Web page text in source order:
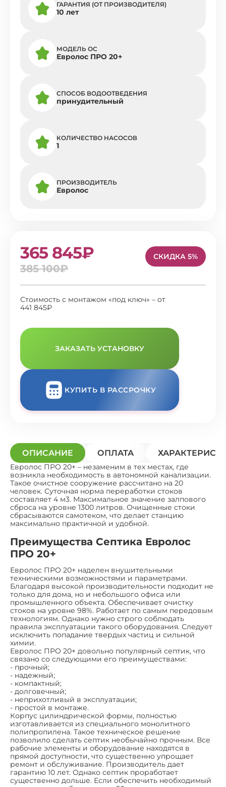
ГАРАНТИЯ (ОТ ПРОИЗВОДИТЕЛЯ)
10 лет
МОДЕЛЬ ОС
Евролос ПРО 20+
СПОСОБ ВОДООТВЕДЕНИЯ
принудительный
КОЛИЧЕСТВО НАСОСОВ
1
ПРОИЗВОДИТЕЛЬ
Евролос
365 845₽
385 100₽
СКИДКА 5%
Стоимость с монтажом «под ключ» – от
441 845₽
ЗАКАЗАТЬ УСТАНОВКУ
КУПИТЬ В РАССРОЧКУ
ОПИСАНИЕ ОПЛАТА
Евролос ПРО 20+ – незаменим в тех местах, где
возникла необходимость в автономной канализации.
Такое очистное сооружение рассчитано на 20
человек. Суточная норма переработки стоков
составляет 4 м3. Максимальное значение залпового
сброса на уровне 1300 литров. Очищенные стоки
сбрасываются самотеком, что делает станцию
максимально практичной и удобной.
Преимущества Септика Евролос
ПРО 20+
Евролос ПРО 20+ наделен внушительными
техническими возможностями и параметрами.
Благодаря высокой производительности подходит не
только для дома, но и небольшого офиса или
промышленного объекта. Обеспечивает очистку
стоков на уровне 98%. Работает по самым передовым
технологиям. Однако нужно строго соблюдать
правила эксплуатации такого оборудования. Следует
исключить попадание твердых частиц и сильной
химии.
Евролос ПРО 20+ довольно популярный септик, что
связано со следующими его преимуществами:
- прочный;
- надежный;
- компактный;
- долговечный;
- неприхотливый в эксплуатации;
- простой в монтаже.
Корпус цилиндрической формы, полностью
изготавливается из специального монолитного
полипропилена. Такое техническое решение
позволило сделать септик необычайно прочным. Все
рабочие элементы и оборудование находятся в
прямой доступности, что существенно упрощает
ремонт и обслуживание. Производитель дает
гарантию 10 лет. Однако септик проработает
существенно дольше. Если обеспечить необходимый